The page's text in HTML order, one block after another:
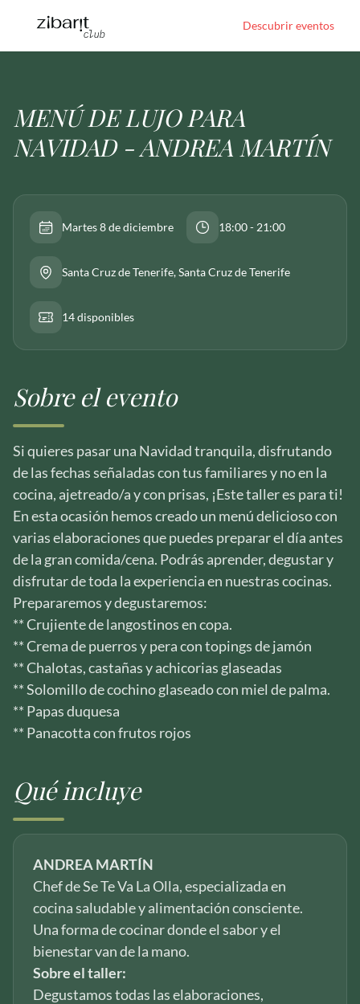
Descubrir eventos
MENÚ DE LUJO PARA
NAVIDAD - ANDREA MARTÍN
Martes 8 de diciembre 18:00 - 21:00
Santa Cruz de Tenerife, Santa Cruz de Tenerife
14 disponibles
Sobre el evento
Si quieres pasar una Navidad tranquila, disfrutando
de las fechas señaladas con tus familiares y no en la
cocina, ajetreado/a y con prisas, ¡Este taller es para ti!
En esta ocasión hemos creado un menú delicioso con
varias elaboraciones que puedes preparar el día antes
de la gran comida/cena. Podrás aprender, degustar y
disfrutar de toda la experiencia en nuestras cocinas.
Prepararemos y degustaremos:
** Crujiente de langostinos en copa.
** Crema de puerros y pera con topings de jamón
** Chalotas, castañas y achicorias glaseadas
** Solomillo de cochino glaseado con miel de palma.
** Papas duquesa
** Panacotta con frutos rojos
Qué incluye
ANDREA MARTÍN
Chef de Se Te Va La Olla, especializada en
cocina saludable y alimentación consciente.
Una forma de cocinar donde el sabor y el
bienestar van de la mano.
Sobre el taller:
Degustamos todas las elaboraciones,